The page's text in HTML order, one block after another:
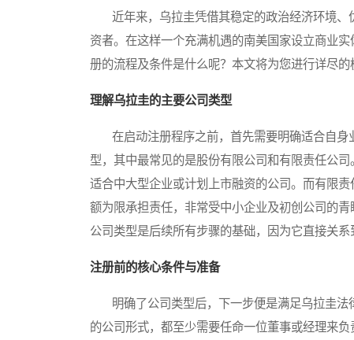
近年来，乌拉圭凭借其稳定的政治经济环境、
资者。在这样一个充满机遇的南美国家设立商业
册的流程及条件是什么呢？本文将为您进行详尽的
理解乌拉圭的主要公司类型
在启动注册程序之前，首先需要明确适合自身
型，其中最常见的是股份有限公司和有限责任公
适合中大型企业或计划上市融资的公司。而有限
额为限承担责任，非常受中小企业及初创公司的
公司类型是后续所有步骤的基础，因为它直接关系
注册前的核心条件与准备
明确了公司类型后，下一步便是满足乌拉圭法
的公司形式，都至少需要任命一位董事或经理来